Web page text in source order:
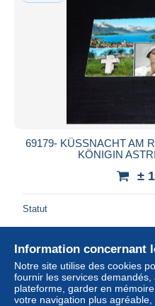
69179- KÜSSNACHT AM
KÖNIGIN
±
Statut
Information concernant
Notre site utilise des cookies
fournir les services
plateforme, garder en
votre navigation plus